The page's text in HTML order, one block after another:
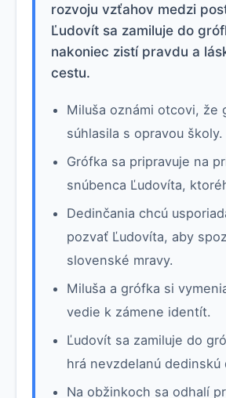
rozvoju vzťahov medzi
Ľudovít sa zamiluje do
nakoniec zistí pravdu a
cestu.
Miluša oznámi otcovi, že
súhlasila s opravou školy.
Grófka sa pripravuje na
snúbenca Ľudovíta,
Dedinčania chcú
pozvať Ľudovíta, aby
slovenské mravy.
Miluša a grófka si
vedie k zámene identít.
Ľudovít sa zamiluje do
hrá nevzdelanú dedinskú
Na obžinkoch sa odhalí